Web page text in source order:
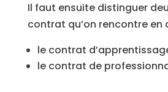
Il faut ensuite distinguer
contrat qu’on rencontre en
le contrat
le contrat de